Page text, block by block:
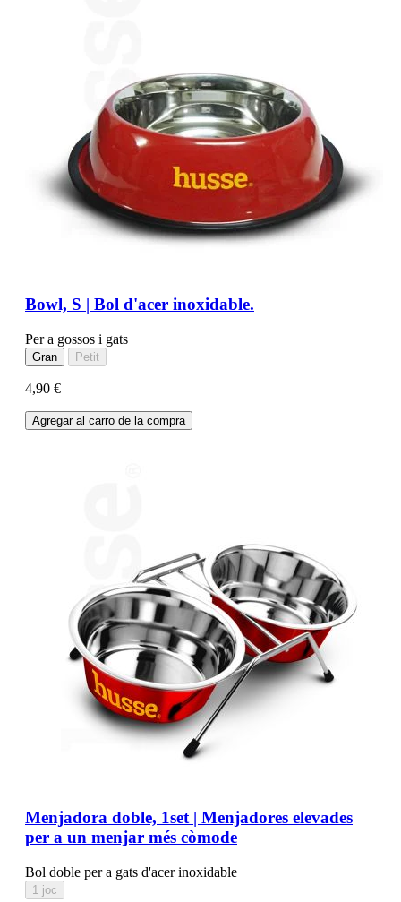
Bowl, S | Bol d'acer inoxidable.
Per a gossos i gats
Gran Petit
4,90 €
Agregar al carro de la compra
Menjadora doble, 1set | Menjadores elevades
per a un menjar més còmode
Bol doble per a gats d'acer inoxidable
1 joc